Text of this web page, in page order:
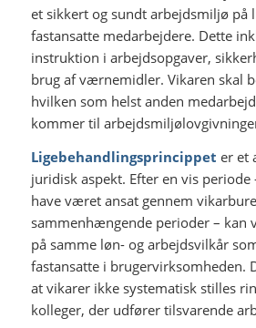
et sikkert og sundt arbejdsmiljø på
fastansatte medarbejdere. Dette
instruktion i arbejdsopgaver,
brug af værnemidler. Vikaren skal
hvilken som helst anden
kommer til
Ligebehandlingsprincippet er et
juridisk aspekt. Efter en vis periode
have været ansat gennem
sammenhængende perioder – kan
på samme løn- og arbejdsvilkår
fastansatte i brugervirksomheden.
at vikarer ikke systematisk stilles
kolleger, der udfører tilsvarende